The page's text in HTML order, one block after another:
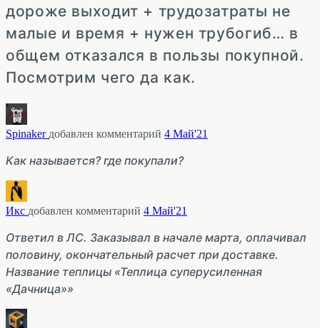
дороже выходит + трудозатраты не
малые и время + нужен трубогиб… в
общем отказался в пользы покупной.
Посмотрим чего да как.
Spinaker добавлен комментарий 4 Май'21
Как называется? где покупали?
Икс добавлен комментарий 4 Май'21
Ответил в ЛС. Заказывал в начале марта, оплачивал
половину, окончательный расчет при доставке.
Название теплицы «Теплица суперусиленная
«Дачница»»